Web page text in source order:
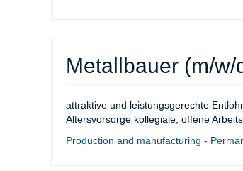
Metallbauer (m/w/
attraktive und leistungsgerechte
Altersvorsorge kollegiale, offene
Production and manufacturing -